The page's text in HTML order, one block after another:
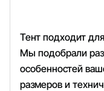
Тент подходит
Мы подобрали
особенностей
размеров и